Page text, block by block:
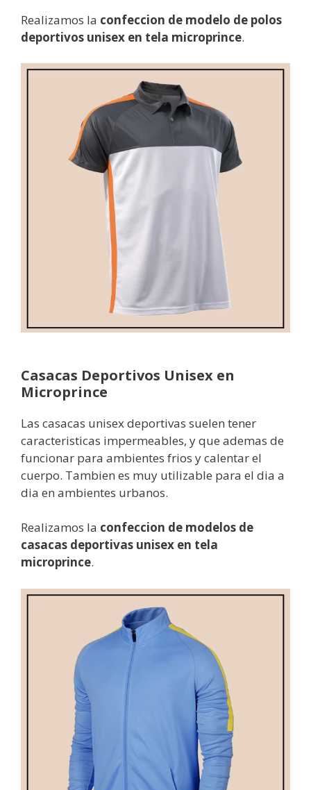
Realizamos la confeccion de modelo de polos
deportivos unisex en tela microprince.
Casacas Deportivos Unisex en
Microprince
Las casacas unisex deportivas suelen tener
caracteristicas impermeables, y que ademas de
funcionar para ambientes frios y calentar el
cuerpo. Tambien es muy utilizable para el dia a
dia en ambientes urbanos.
Realizamos la confeccion de modelos de
casacas deportivas unisex en tela
microprince.